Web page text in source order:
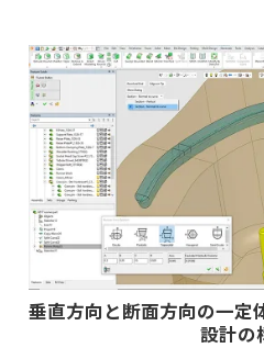
垂直方向と断面方向の一定
設計の